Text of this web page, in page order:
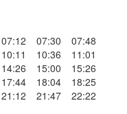
07:12 07:30
07:48
10:11 10:36
11:01
14:26 15:00
15:26
17:44 18:04
18:25
21:12 21:47
22:22